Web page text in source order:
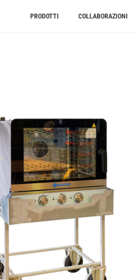
PRODOTTI COLLABORAZIONI